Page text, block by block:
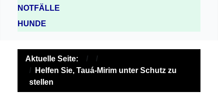
NOTFÄLLE
HUNDE
Aktuelle Seite:
Helfen Sie, Tauá-Mirim unter Schutz zu
stellen